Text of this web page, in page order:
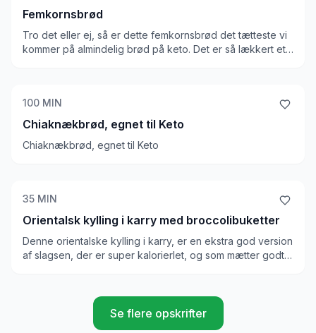
Femkornsbrød
Tro det eller ej, så er dette femkornsbrød det tætteste vi
kommer på almindelig brød på keto. Det er så lækkert et
100 MIN
Chiaknækbrød, egnet til Keto
Chiaknækbrød, egnet til Keto
35 MIN
Orientalsk kylling i karry med broccolibuketter
Denne orientalske kylling i karry, er en ekstra god version
af slagsen, der er super kalorierlet, og som mætter godt.
i selve retten, og fungerer rigtig godt.
Se flere opskrifter